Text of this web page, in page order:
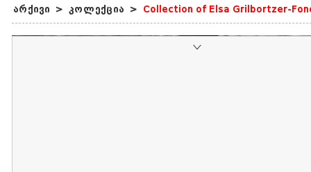
არქივი > კოლექცია > Collection of Elsa Grilbortzer-